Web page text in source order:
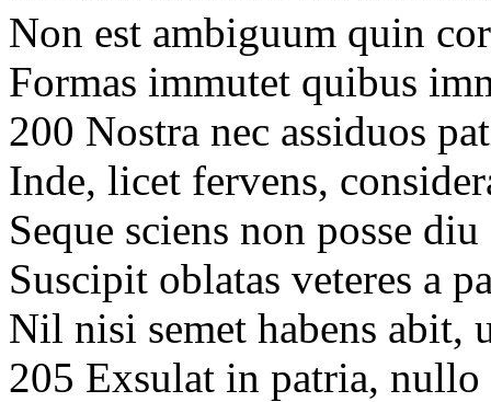
Non est ambiguum quin
Formas immutet quibus
200 Nostra nec assiduos
Inde, licet fervens,
Seque sciens non posse
Suscipit oblatas veteres a
Nil nisi semet habens abit,
205 Exsulat in patria,